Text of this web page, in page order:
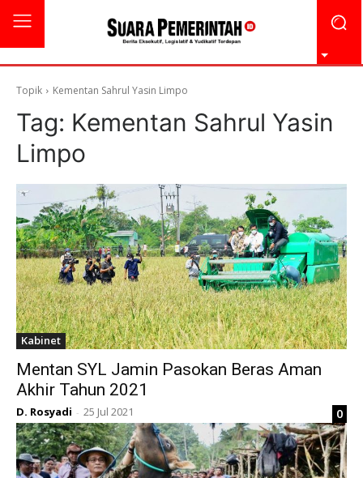
Topik Kementan Sahrul Yasin Limpo
Tag: Kementan Sahrul Yasin
Limpo
Kabinet
Mentan SYL Jamin Pasokan Beras Aman
Akhir Tahun 2021
D. Rosyadi - 25 Jul 2021 0